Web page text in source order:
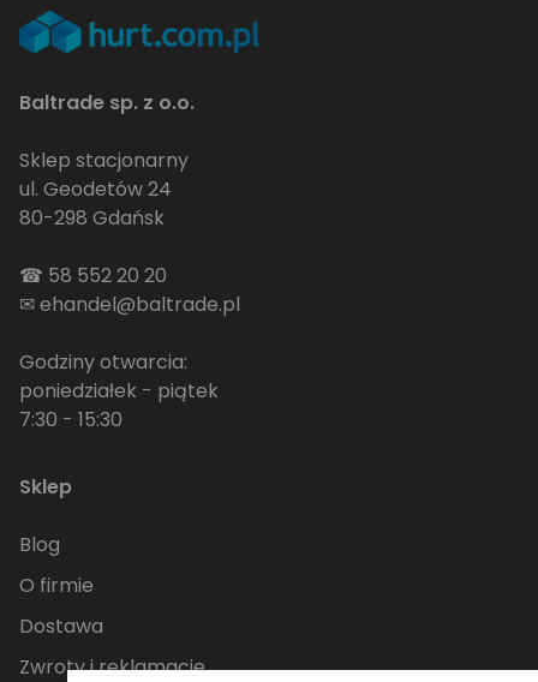
Baltrade sp. z o.o.
Sklep stacjonarny
ul. Geodetów 24
80-298 Gdańsk
☎ 58 552 20 20
✉ehandel@baltrade.pl
Godziny otwarcia:
poniedziałek - piątek
7:30 - 15:30
Sklep
Blog
O firmie
Dostawa
Zwroty i reklamacje